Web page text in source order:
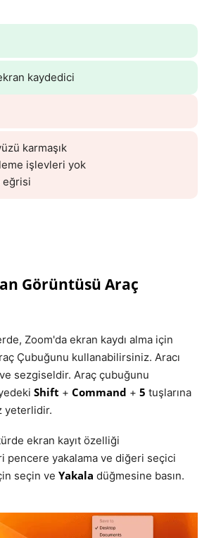
kaydedici
karmaşık
işlevleri yok
eğrisi
Görüntüsü Araç
Zoom'da ekran kaydı alma için
Çubuğunu kullanabilirsiniz. Aracı
sezgiseldir. Araç çubuğunu
Shift + Command + 5 tuşlarına
yeterlidir.
ekran kayıt özelliği
pencere yakalama ve diğeri seçici
seçin ve Yakala düğmesine basın.